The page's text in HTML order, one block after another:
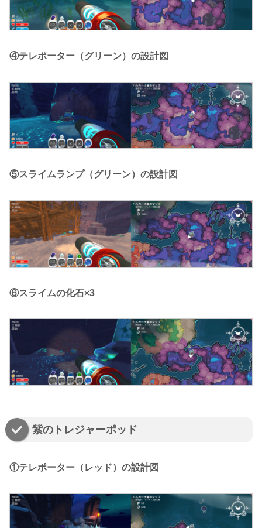
④テレポーター（グリーン）の設計図
⑤スライムランプ（グリーン）の設計図
⑥スライムの化石×3
紫のトレジャーポッド
①テレポーター（レッド）の設計図